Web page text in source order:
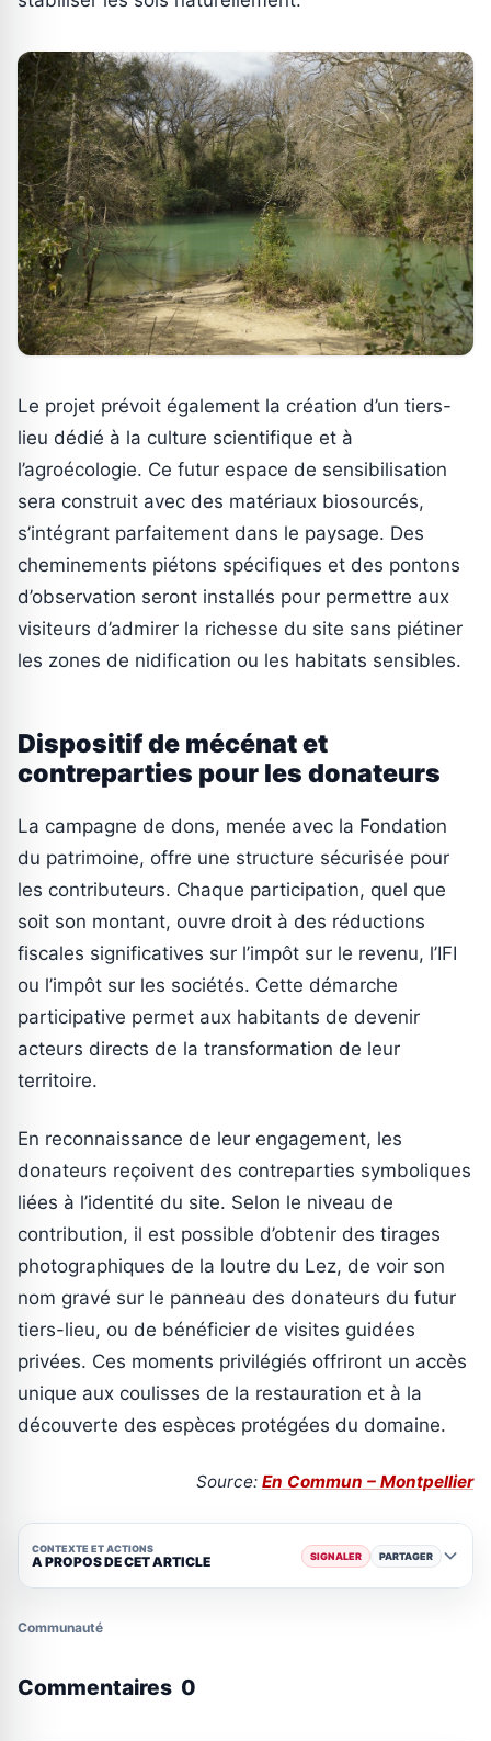
Le projet prévoit également la création d’un tiers-
lieu dédié à la culture scientifique et à
l’agroécologie. Ce futur espace de sensibilisation
sera construit avec des matériaux biosourcés,
s’intégrant parfaitement dans le paysage. Des
cheminements piétons spécifiques et des pontons
d’observation seront installés pour permettre aux
visiteurs d’admirer la richesse du site sans piétiner
les zones de nidification ou les habitats sensibles.
Dispositif de mécénat et
contreparties pour les donateurs
La campagne de dons, menée avec la Fondation
du patrimoine, offre une structure sécurisée pour
les contributeurs. Chaque participation, quel que
soit son montant, ouvre droit à des réductions
fiscales significatives sur l’impôt sur le revenu, l’IFI
ou l’impôt sur les sociétés. Cette démarche
participative permet aux habitants de devenir
acteurs directs de la transformation de leur
territoire.
En reconnaissance de leur engagement, les
donateurs reçoivent des contreparties symboliques
liées à l’identité du site. Selon le niveau de
contribution, il est possible d’obtenir des tirages
photographiques de la loutre du Lez, de voir son
nom gravé sur le panneau des donateurs du futur
tiers-lieu, ou de bénéficier de visites guidées
privées. Ces moments privilégiés offriront un accès
unique aux coulisses de la restauration et à la
découverte des espèces protégées du domaine.
Source: En Commun – Montpellier
CONTEXTE ET ACTIONS
A PROPOS DE CET ARTICLE SIGNALER PARTAGER
Communauté
Commentaires 0